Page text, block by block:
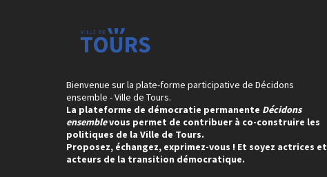
Bienvenue sur la plate-forme participative de Décidons
ensemble - Ville de Tours.
La plateforme de démocratie permanente Décidons
ensemblevous permet de contribuer à co-construire les
politiques de la Ville de Tours.
Proposez, échangez, exprimez-vous ! Et soyez actrices et
acteurs de la transition démocratique.